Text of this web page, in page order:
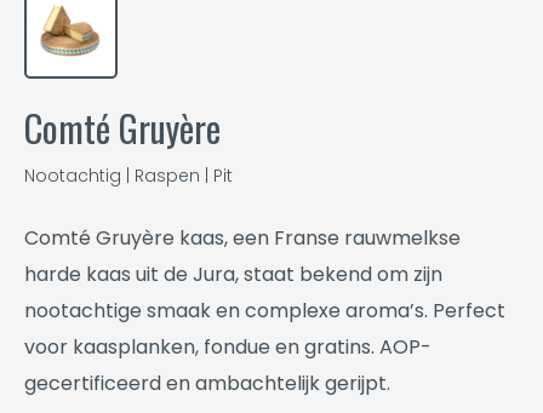
Comté Gruyère
Nootachtig | Raspen | Pit
Comté Gruyère kaas, een Franse rauwmelkse
harde kaas uit de Jura, staat bekend om zijn
nootachtige smaak en complexe aroma’s. Perfect
voor kaasplanken, fondue en gratins. AOP-
gecertificeerd en ambachtelijk gerijpt.